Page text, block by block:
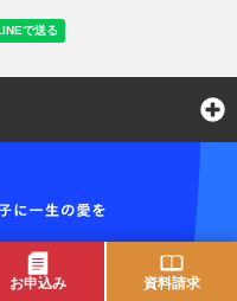
お申込み 資料請求
お問合せ窓口
社概要